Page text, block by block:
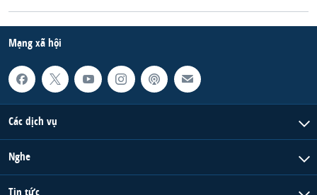
Mạng xã hội
Các dịch vụ
Nghe